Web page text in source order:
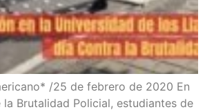
/​25 de febre­ro de 2020 En
Bru­ta­li­dad Poli­cial, estu­dian­tes de